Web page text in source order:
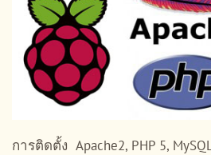
การติดตั้ง Apache2, PHP 5,